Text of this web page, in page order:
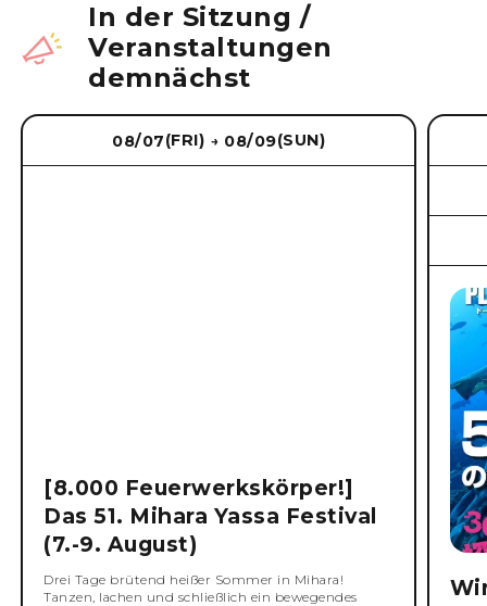
In der Sitzung /
Veranstaltungen
demnächst
08/07(FRI) → 08/09(SUN)
[8.000 Feuerwerkskörper!]
Das 51. Mihara Yassa Festival
(7.-9. August)
Drei Tage brütend heißer Sommer in Mihara!
Tanzen, lachen und schließlich ein bewegendes